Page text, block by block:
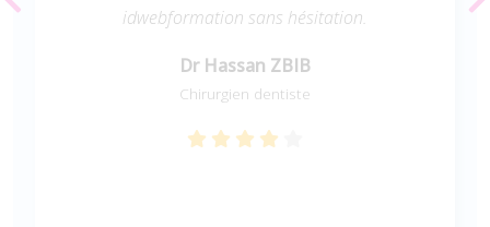
idwebformation sans hésitation.
Dr Hassan ZBIB
Chirurgien dentiste